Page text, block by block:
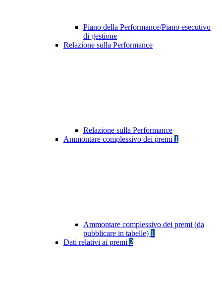
Piano della Performance/Piano esecutivo
di gestione
Relazione sulla Performance
Relazione sulla Performance
Ammontare complessivo dei premi 1
Ammontare complessivo dei premi (da
pubblicare in tabelle) 1
Dati relativi ai premi 2